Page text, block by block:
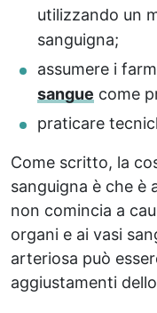
utilizzando un
sanguigna;
assumere i
sangue come
praticare
Come scritto, la
sanguigna è che è
non comincia a
organi e ai vasi
arteriosa può
aggiustamenti